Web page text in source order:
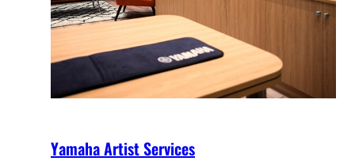
Yamaha Artist Services